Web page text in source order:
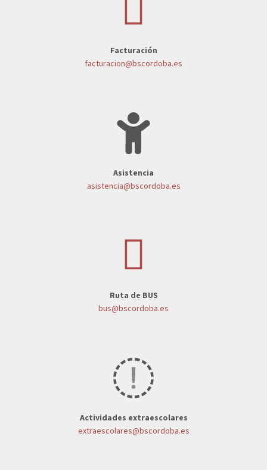
Facturación
facturacion@bscordoba.es
Asistencia
asistencia@bscordoba.es
Ruta de BUS
bus@bscordoba.es
Actividades extraescolares
extraescolares@bscordoba.es